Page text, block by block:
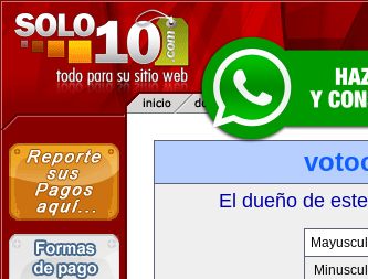
El dueño de